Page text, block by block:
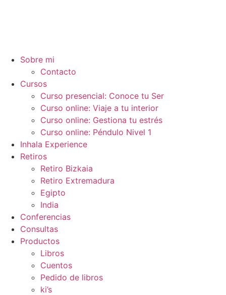
Sobre mi
Contacto
Cursos
Curso presencial: Conoce tu Ser
Curso online: Viaje a tu interior
Curso online: Gestiona tu estrés
Curso online: Péndulo Nivel 1
Inhala Experience
Retiros
Retiro Bizkaia
Retiro Extremadura
Egipto
India
Conferencias
Consultas
Productos
Libros
Cuentos
Pedido de libros
ki’s